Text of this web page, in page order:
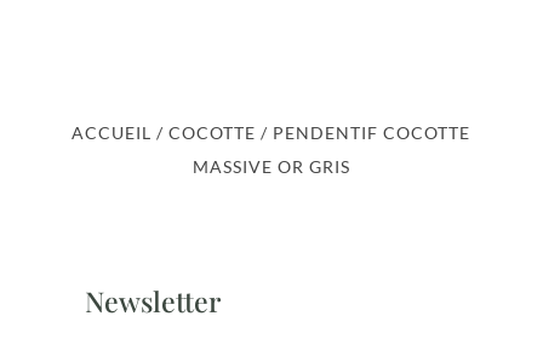
ACCUEIL /COCOTTE / PENDENTIF COCOTTE
MASSIVE OR GRIS
Newsletter